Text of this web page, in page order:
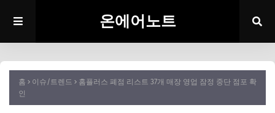
온에어노트
홈 이슈/트렌드
홈플러스 폐점 리스트 37개 매장 영업 잠정 중단 점포 확
인